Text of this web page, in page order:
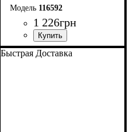
116592
1 226грн
ширина, мм: 1500
высота, мм: 300
глубина, мм: 200
Быстрая Доставка